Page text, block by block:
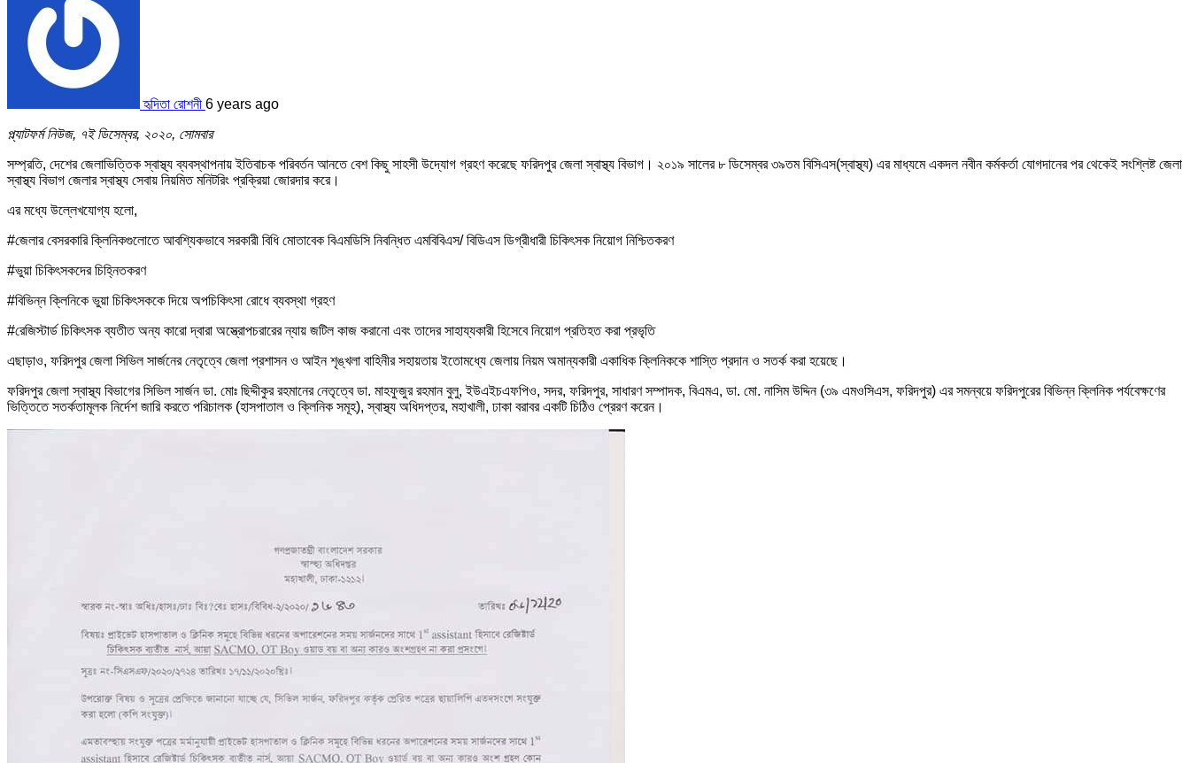
হৃদিতা রোশনী 6 years ago
প্ল্যাটফর্ম নিউজ, ৭ই ডিসেম্বর, ২০২০, সোমবার
সম্প্রতি, দেশের জেলাভিত্তিক স্বাস্থ্য ব্যবস্থাপনায় ইতিবাচক পরিবর্তন আনতে বেশ কিছু সাহসী উদ্যোগ গ্রহণ করেছে ফরিদপুর জেলা স্বাস্থ্য বিভাগ। ২০১৯ সালের ৮ ডিসেম্বর ৩৯তম বিসিএস(স্বাস্থ্য) এর মাধ্যমে একদল নবীন কর্মকর্তা যোগদানের পর থেকেই সংশ্লিষ্ট জেলা
স্বাস্থ্য বিভাগ জেলার স্বাস্থ্য সেবায় নিয়মিত মনিটরিং প্রক্রিয়া জোরদার করে।
এর মধ্যে উল্লেখযোগ্য হলো,
#জেলার বেসরকারি ক্লিনিকগুলোতে আবশ্যিকভাবে সরকারী বিধি মোতাবেক বিএমডিসি নিবন্ধিত এমবিবিএস/ বিডিএস ডিগ্রীধারী চিকিৎসক নিয়োগ নিশ্চিতকরণ
#ভুয়া চিকিৎসকদের চিহ্নিতকরণ
#বিভিন্ন ক্লিনিকে ভুয়া চিকিৎসককে দিয়ে অপচিকিৎসা রোধে ব্যবস্থা গ্রহণ
#রেজিস্টার্ড চিকিৎসক ব্যতীত অন্য কারো দ্বারা অস্ত্রোপচরারের ন্যায় জটিল কাজ করানো এবং তাদের সাহায্যকারী হিসেবে নিয়োগ প্রতিহত করা প্রভৃতি
এছাড়াও, ফরিদপুর জেলা সিভিল সার্জনের নেতৃত্বে জেলা প্রশাসন ও আইন শৃঙ্খলা বাহিনীর সহায়তায় ইতোমধ্যে জেলায় নিয়ম অমান্যকারী একাধিক ক্লিনিককে শাস্তি প্রদান ও সতর্ক করা হয়েছে।
ফরিদপুর জেলা স্বাস্থ্য বিভাগের সিভিল সার্জন ডা. মোঃ ছিদ্দীকুর রহমানের নেতৃত্বে ডা. মাহফুজুর রহমান বুলু, ইউএইচএফপিও, সদর, ফরিদপুর, সাধারণ সম্পাদক, বিএমএ, ডা. মো. নাসিম উদ্দিন (৩৯ এমওসিএস, ফরিদপুর) এর সমন্বয়ে ফরিদপুরের বিভিন্ন ক্লিনিক পর্যবেক্ষণের
ভিত্তিতে সতর্কতামূলক নির্দেশ জারি করতে পরিচালক (হাসপাতাল ও ক্লিনিক সমূহ), স্বাস্থ্য অধিদপ্তর, মহাখালী, ঢাকা বরাবর একটি চিঠিও প্রেরণ করেন।